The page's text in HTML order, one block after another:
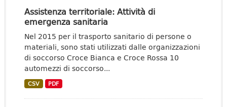
Assistenza territoriale: Attività di
emergenza sanitaria
Nel 2015 per il trasporto sanitario di persone o
materiali, sono stati utilizzati dalle organizzazioni
di soccorso Croce Bianca e Croce Rossa 10
automezzi di soccorso...
CSV PDF